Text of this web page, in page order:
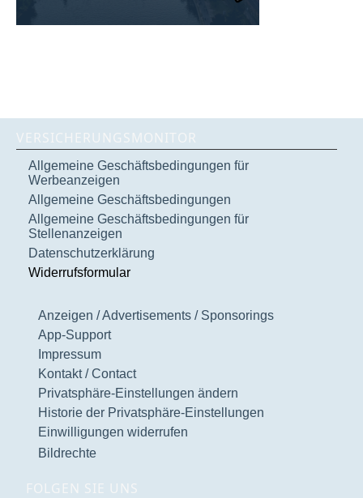
VERSICHERUNGSMONITOR
Allgemeine Geschäftsbedingungen für
Werbeanzeigen
Allgemeine Geschäftsbedingungen
Allgemeine Geschäftsbedingungen für
Stellenanzeigen
Datenschutzerklärung
Widerrufsformular
Anzeigen / Advertisements / Sponsorings
App-Support
Impressum
Kontakt / Contact
Privatsphäre-Einstellungen ändern
Historie der Privatsphäre-Einstellungen
Einwilligungen widerrufen
Bildrechte
FOLGEN SIE UNS